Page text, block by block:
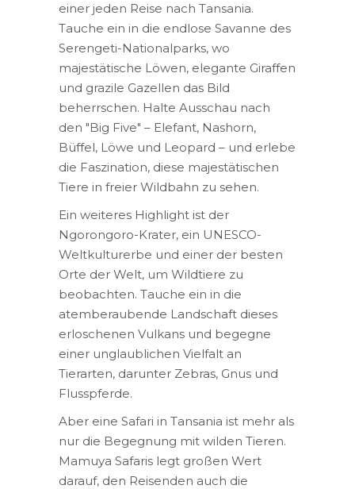
einer jeden Reise nach Tansania.
Tauche ein in die endlose Savanne des
Serengeti-Nationalparks, wo
majestätische Löwen, elegante Giraffen
und grazile Gazellen das Bild
beherrschen. Halte Ausschau nach
den "Big Five" – Elefant, Nashorn,
Büffel, Löwe und Leopard – und erlebe
die Faszination, diese majestätischen
Tiere in freier Wildbahn zu sehen.
Ein weiteres Highlight ist der
Ngorongoro-Krater, ein UNESCO-
Weltkulturerbe und einer der besten
Orte der Welt, um Wildtiere zu
beobachten. Tauche ein in die
atemberaubende Landschaft dieses
erloschenen Vulkans und begegne
einer unglaublichen Vielfalt an
Tierarten, darunter Zebras, Gnus und
Flusspferde.
Aber eine Safari in Tansania ist mehr als
nur die Begegnung mit wilden Tieren.
Mamuya Safaris legt großen Wert
darauf, den Reisenden auch die